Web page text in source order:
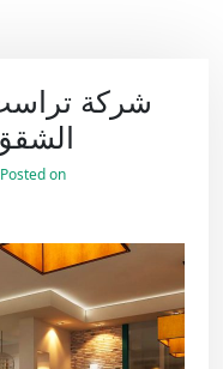
شركة
الشقق في
Posted on